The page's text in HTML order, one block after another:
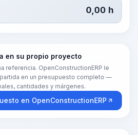
0,00 h
en su propio proyecto
referencia. OpenConstructionERP le
en un presupuesto completo —
cantidades y márgenes.
en OpenConstructionERP